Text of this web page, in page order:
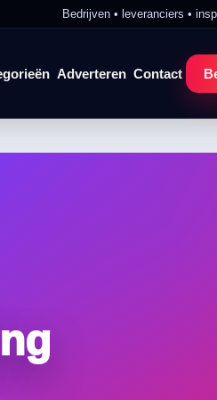
Bedrijven • leveranciers •
Adverteren Contact